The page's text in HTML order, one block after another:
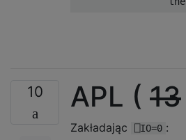
10 APL ( 13
Zakładając ⎕IO=0 :